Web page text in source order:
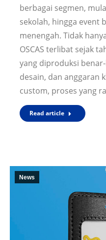
berbagai segmen,
sekolah, hingga event
menengah. Tidak
OSCAS terlibat sejak
yang diproduksi
desain, dan anggaran
custom, proses yang
Read article
News